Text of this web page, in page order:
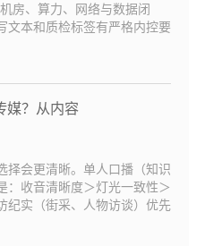
房、算力、网络与数据闭
文本和质检标签有严格内控要
媒？从内容
择会更清晰。单人口播（知识
：收音清晰度＞灯光一致性＞
纪实（街采、人物访谈）优先